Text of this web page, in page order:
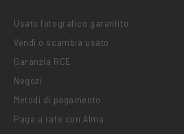
Usato fotografico garantito
Vendi o scambia usato
Garanzia RCE
Negozi
Metodi di pagamento
Paga a rate con Alma